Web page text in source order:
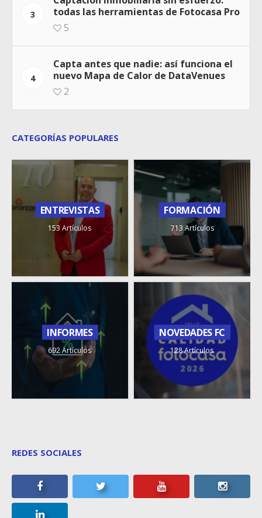
3
todas las herramientas de Fotocasa Pro
5
4
Capta antes que nadie: así funciona el
nuevo Mapa de Calor de DataVenues
2
CATEGORÍAS POPULARES
ENTREVISTAS
153 Artículos
FORMACIÓN
713 Artículos
INFORMES
692 Artículos
NOVEDADES FC
128 Artículos
REDES SOCIALES